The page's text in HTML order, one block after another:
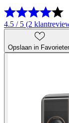
4.5 / 5 (2
Opslaan in